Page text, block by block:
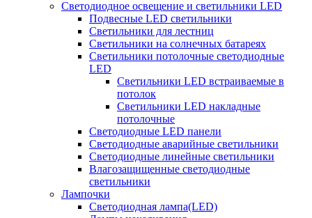
Светодиодное освещение и светильники LED
Подвесные LED светильники
Светильники для лестниц
Светильники на солнечных батареях
Светильники потолочные светодиодные
LED
Cветильники LED встраиваемые в
потолок
Светильники LED накладные
потолочные
Светодиодные LED панели
Светодиодные аварийные светильники
Светодиодные линейные светильники
Влагозащищенные светодиодные
светильники
Лампочки
Светодиодная лампа(LED)